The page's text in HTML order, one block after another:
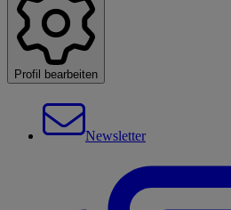
Profil bearbeiten
Newsletter